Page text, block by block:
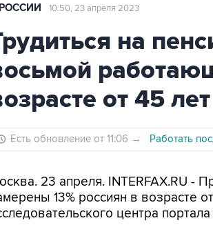
10:50, 23 апреля 2023
на
от 45 лет
Есть обновление от 11:06 → Работать
23 апреля. INTERFAX.RU -
13% россиян в возрасте
центра